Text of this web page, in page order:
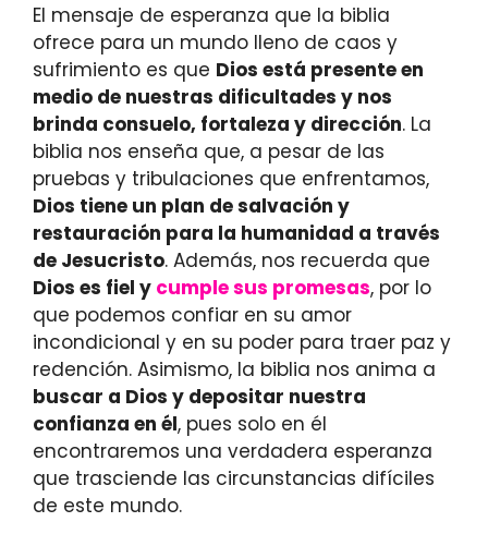
El mensaje de esperanza que la biblia
ofrece para un mundo lleno de caos y
sufrimiento es que Dios está presente en
medio de nuestras dificultades y nos
brinda consuelo, fortaleza y dirección. La
biblia nos enseña que, a pesar de las
pruebas y tribulaciones que enfrentamos,
Dios tiene un plan de salvación y
restauración para la humanidad a través
de Jesucristo. Además, nos recuerda que
Dios es fiel y cumple sus promesas, por lo
que podemos confiar en su amor
incondicional y en su poder para traer paz y
redención. Asimismo, la biblia nos anima a
buscar a Dios y depositar nuestra
confianza en él, pues solo en él
encontraremos una verdadera esperanza
que trasciende las circunstancias difíciles
de este mundo.